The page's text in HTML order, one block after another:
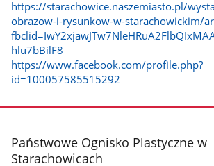
https://starachowice.naszemiasto.pl/
obrazow-i-rysunkow-w-starachowickim/
hlu7bBilF8
https://www.facebook.com/profile.php?
id=100057585515292
stopka
Państwowe Ognisko Plastyczne w
Starachowicach